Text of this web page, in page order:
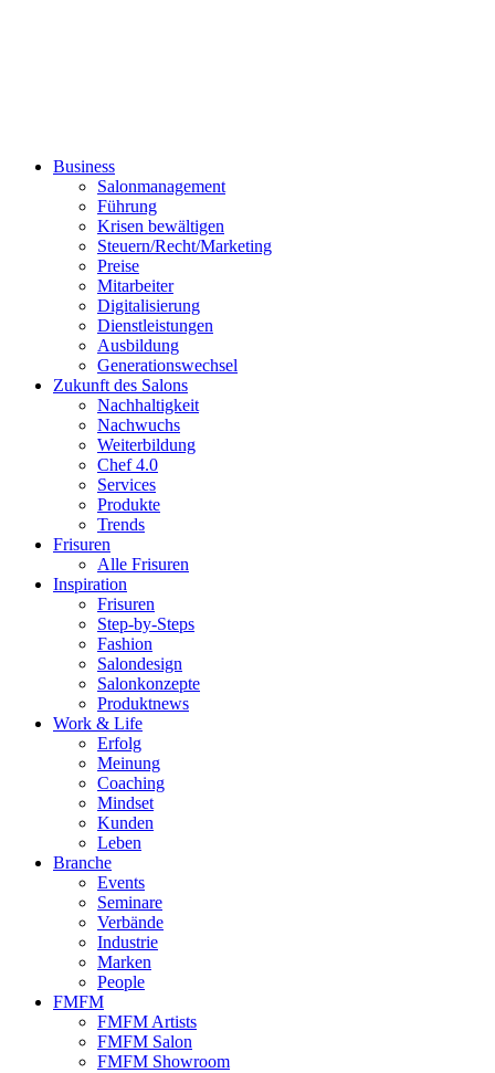
Business
Salonmanagement
Führung
Krisen bewältigen
Steuern/Recht/Marketing
Preise
Mitarbeiter
Digitalisierung
Dienstleistungen
Ausbildung
Generationswechsel
Zukunft des Salons
Nachhaltigkeit
Nachwuchs
Weiterbildung
Chef 4.0
Services
Produkte
Trends
Frisuren
Alle Frisuren
Inspiration
Frisuren
Step-by-Steps
Fashion
Salondesign
Salonkonzepte
Produktnews
Work & Life
Erfolg
Meinung
Coaching
Mindset
Kunden
Leben
Branche
Events
Seminare
Verbände
Industrie
Marken
People
FMFM
FMFM Artists
FMFM Salon
FMFM Showroom